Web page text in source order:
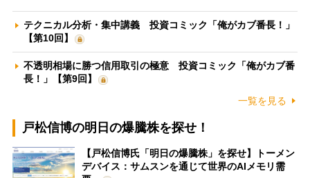
テクニカル分析・集中講義 投資コミック「俺がカブ番長！」
【第10回】
不透明相場に勝つ信用取引の極意 投資コミック「俺がカブ番
長！」【第9回】
一覧を見る
戸松信博の明日の爆騰株を探せ！
【戸松信博氏「明日の爆騰株」を探せ】トーメン
デバイス：サムスンを通じて世界のAIメモリ需